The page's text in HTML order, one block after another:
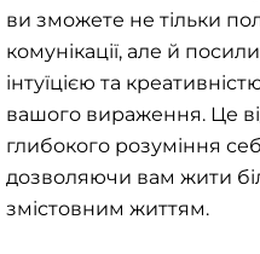
ви зможете не тільки
комунікації, але й
інтуїцією та
вашого вираження. Це
глибокого розуміння
дозволяючи вам жити
змістовним життям.